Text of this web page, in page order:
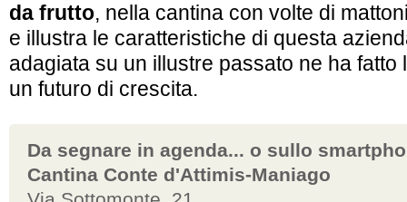
da frutto, nella cantina con volte di
e illustra le caratteristiche di questa
adagiata su un illustre passato ne ha fatto
un futuro di crescita.
Da segnare in agenda... o sullo
Cantina Conte d'Attimis-Maniago